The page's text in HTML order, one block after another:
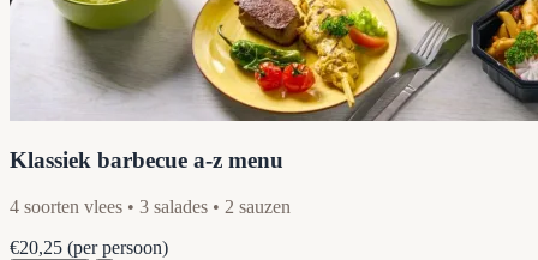
Klassiek barbecue a-z menu
4 soorten vlees • 3 salades • 2 sauzen
€20,25 (per persoon)